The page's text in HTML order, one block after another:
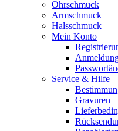
Ohrschmuck
Armschmuck
Halsschmuck
Mein Konto
Service & Hilfe
Gravuren